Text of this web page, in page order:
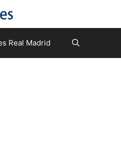
Real Madrid